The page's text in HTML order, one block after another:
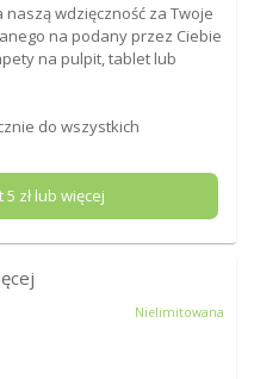
wdzięczność za Twoje
na podany przez Ciebie
na pulpit, tablet lub
do wszystkich
5 zł lub więcej
Nielimitowana